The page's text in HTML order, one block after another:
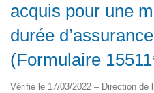
acquis pour une
durée
(Formulaire
Vérifié le 17/03/2022 – Direction de